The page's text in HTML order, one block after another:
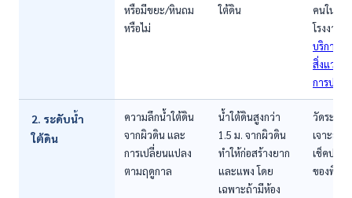
หรือมีขยะ/หินถม
หรือไม่
ใต้ดิน
คนในพื้
โรงงานเ
บริการต
สิ่งแวดล้
การปนเ
2. ระดับน้ำ
ใต้ดิน
ความลึกน้ำใต้ดิน
จากผิวดิน และ
การเปลี่ยนแปลง
ตามฤดูกาล
น้ำใต้ดินสูงกว่า
1.5 ม. จากผิวดิน
ทำให้ก่อสร้างยาก
และแพง โดย
เฉพาะถ้ามีห้อง
วัดระดับ
เจาะสำ
เช็คประ
ของพื้นที่